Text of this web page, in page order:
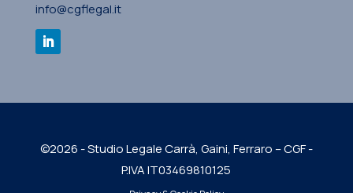
info@cgflegal.it
©2026 - Studio Legale Carrà, Gaini, Ferraro – CGF -
P.IVA IT03469810125